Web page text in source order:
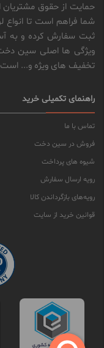
حمایت از حقوق
شما فراهم است تا انواع
ثبت سفارش کرده و به
ویژگی ها اصلی سین دخت،
تخفیف های ویژه و... است
راهنمای تکمیلی خرید
تماس با ما
فروش در سین دخت
شیوه های پرداخت
رویه ارسال سفارش
رویه‌های بازگرداندن کالا
قوانین خرید از سایت